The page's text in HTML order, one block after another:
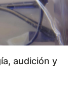
audición y